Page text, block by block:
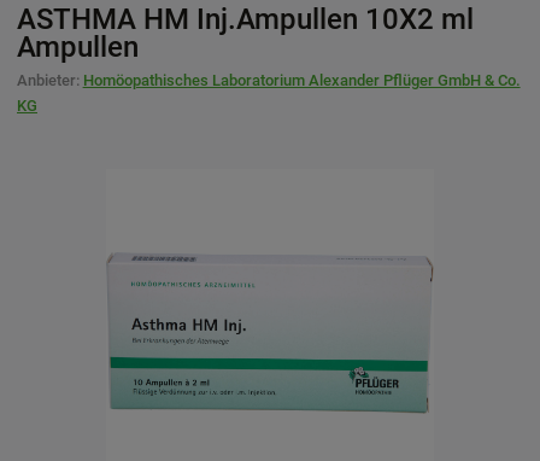
ASTHMA HM Inj.Ampullen 10X2 ml
Ampullen
Anbieter: Homöopathisches Laboratorium Alexander Pflüger GmbH & Co.
KG